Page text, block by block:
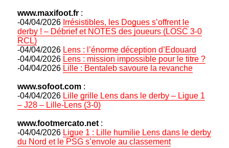
www.maxifoot.fr :
-04/04/2026 Irrésistibles, les Dogues s’offrent le
derby ! – Débrief et NOTES des joueurs (LOSC 3-0
RCL)
-04/04/2026 Lens : l’énorme déception d’Edouard
-04/04/2026 Lens : mission impossible pour le titre ?
-04/04/2026 Lille : Bentaleb savoure la revanche
www.sofoot.com :
-04/04/2026 Lille grille Lens dans le derby – Ligue 1
– J28 – Lille-Lens (3-0)
www.footmercato.net :
-04/04/2026 Ligue 1 : Lille humilie Lens dans le derby
du Nord et le PSG s’envole au classement